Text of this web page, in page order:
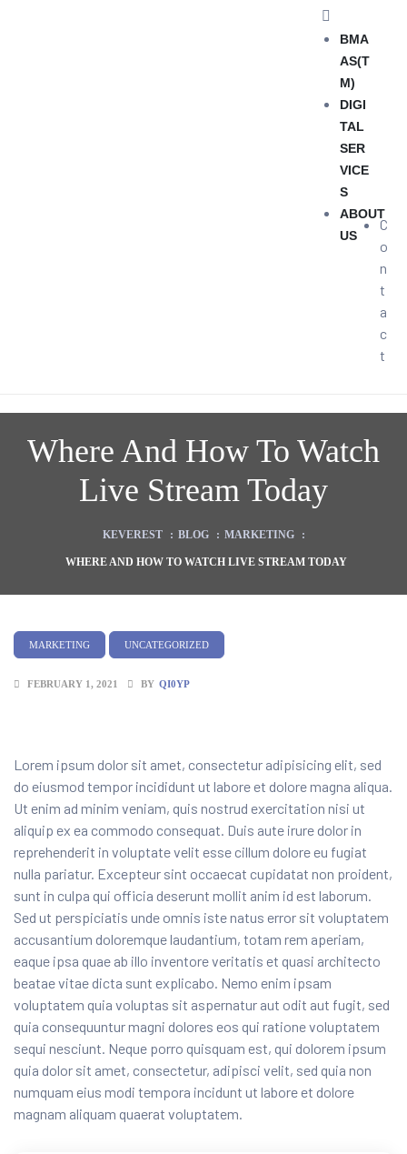
BMA
AS(T
M)
DIGI
TAL
SER
VICE
S
ABOUT
US
C
o
n
t
a
c
t
Where And How To Watch
Live Stream Today
KEVEREST : BLOG : MARKETING :
WHERE AND HOW TO WATCH LIVE STREAM TODAY
MARKETING UNCATEGORIZED
FEBRUARY 1, 2021 BY QI0YP
Lorem ipsum dolor sit amet, consectetur adipisicing elit, sed
do eiusmod tempor incididunt ut labore et dolore magna aliqua.
Ut enim ad minim veniam, quis nostrud exercitation nisi ut
aliquip ex ea commodo consequat. Duis aute irure dolor in
reprehenderit in voluptate velit esse cillum dolore eu fugiat
nulla pariatur. Excepteur sint occaecat cupidatat non proident,
sunt in culpa qui officia deserunt mollit anim id est laborum.
Sed ut perspiciatis unde omnis iste natus error sit voluptatem
accusantium doloremque laudantium, totam rem aperiam,
eaque ipsa quae ab illo inventore veritatis et quasi architecto
beatae vitae dicta sunt explicabo. Nemo enim ipsam
voluptatem quia voluptas sit aspernatur aut odit aut fugit, sed
quia consequuntur magni dolores eos qui ratione voluptatem
sequi nesciunt. Neque porro quisquam est, qui dolorem ipsum
quia dolor sit amet, consectetur, adipisci velit, sed quia non
numquam eius modi tempora incidunt ut labore et dolore
magnam aliquam quaerat voluptatem.